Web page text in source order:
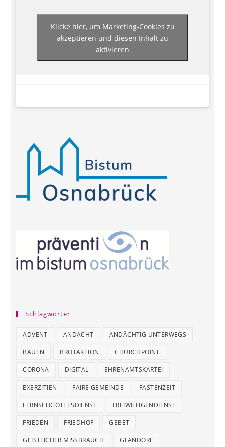
Klicke hier, um Marketing-Cookies zu
akzeptieren und diesen Inhalt zu
aktivieren
Schlagwörter
ADVENT ANDACHT ANDÄCHTIG UNTERWEGS
BAUEN BROTAKTION CHURCHPOINT
CORONA DIGITAL EHRENAMTSKARTEI
EXERZITIEN FAIRE GEMEINDE FASTENZEIT
FERNSEHGOTTESDIENST FREIWILLIGENDIENST
FRIEDEN FRIEDHOF GEBET
GEISTLICHER MISSBRAUCH GLANDORF